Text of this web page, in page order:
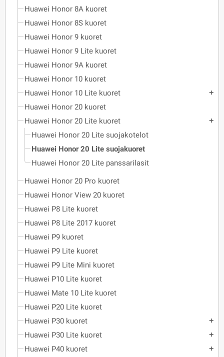
Huawei Honor 8A kuoret
Huawei Honor 8S kuoret
Huawei Honor 9 kuoret
Huawei Honor 9 Lite kuoret
Huawei Honor 9A kuoret
Huawei Honor 10 kuoret
Huawei Honor 10 Lite kuoret
add
Huawei Honor 20 kuoret
Huawei Honor 20 Lite kuoret
add
Huawei Honor 20 Lite suojakotelot
Huawei Honor 20 Lite suojakuoret
Huawei Honor 20 Lite panssarilasit
Huawei Honor 20 Pro kuoret
Huawei Honor View 20 kuoret
Huawei P8 Lite kuoret
Huawei P8 Lite 2017 kuoret
Huawei P9 kuoret
Huawei P9 Lite kuoret
Huawei P9 Lite Mini kuoret
Huawei P10 Lite kuoret
Huawei Mate 10 Lite kuoret
Huawei P20 Lite kuoret
Huawei P30 kuoret
add
Huawei P30 Lite kuoret add
Huawei P40 kuoret add